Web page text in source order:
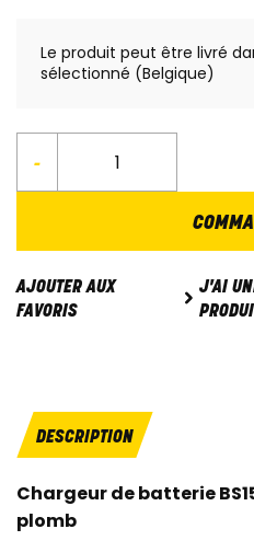
Le produit peut être livré
sélectionné (Belgique)
-
AJOUTER AUX
FAVORIS
J'AI
DESCRIPTION
Chargeur de batterie
plomb